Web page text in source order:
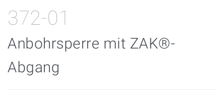
372-01
Anbohrsperre mit ZAK®-
Abgang